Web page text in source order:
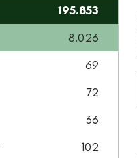
195.853
8.026
69
72
36
102